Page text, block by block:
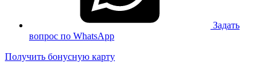
Задать
вопрос по WhatsApp
Получить бонусную карту